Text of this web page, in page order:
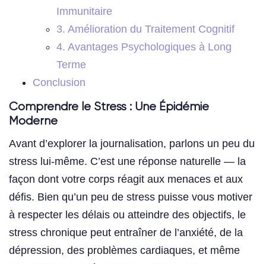
Immunitaire
3. Amélioration du Traitement Cognitif
4. Avantages Psychologiques à Long
Terme
Conclusion
Comprendre le Stress : Une Épidémie
Moderne
Avant d’explorer la journalisation, parlons un peu du
stress lui-même. C’est une réponse naturelle — la
façon dont votre corps réagit aux menaces et aux
défis. Bien qu’un peu de stress puisse vous motiver
à respecter les délais ou atteindre des objectifs, le
stress chronique peut entraîner de l’anxiété, de la
dépression, des problèmes cardiaques, et même